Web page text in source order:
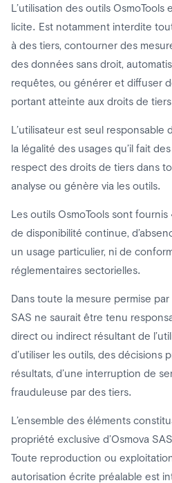
L’utilisation des outils OsmoTools
licite. Est notamment interdite
à des tiers, contourner des
des données sans droit,
requêtes, ou générer et diffuser
portant atteinte aux droits de
L’utilisateur est seul responsable
la légalité des usages qu’il fait
respect des droits de tiers dans
analyse ou génère via les outils.
Les outils OsmoTools sont fournis
de disponibilité continue,
un usage particulier, ni de
réglementaires sectorielles.
Dans toute la mesure permise
SAS ne saurait être tenu
direct ou indirect résultant de
d’utiliser les outils, des décisions
résultats, d’une interruption de
frauduleuse par des tiers.
L’ensemble des éléments
propriété exclusive d’Osmova
Toute reproduction ou
autorisation écrite préalable est